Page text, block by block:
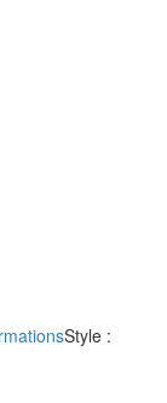
Style :